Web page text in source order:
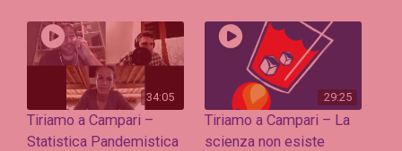
34:05
Tiriamo a Campari –
Statistica Pandemistica
29:25
Tiriamo a Campari – La
scienza non esiste